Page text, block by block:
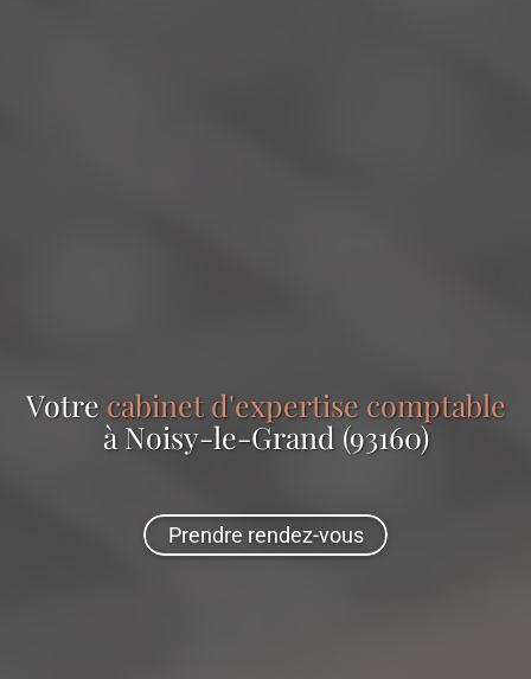
Votre cabinet d'expertise comptable
à Noisy-le-Grand (93160)
Prendre rendez-vous